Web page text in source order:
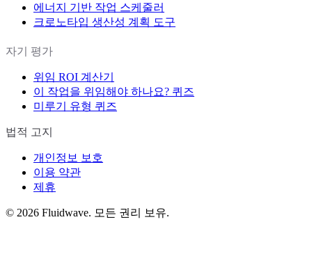
에너지 기반 작업 스케줄러
크로노타입 생산성 계획 도구
자기 평가
위임 ROI 계산기
이 작업을 위임해야 하나요? 퀴즈
미루기 유형 퀴즈
법적 고지
개인정보 보호
이용 약관
제휴
© 2026 Fluidwave. 모든 권리 보유.